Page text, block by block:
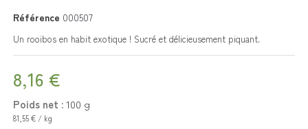
Référence 000507
Un rooibos en habit exotique ! Sucré et délicieusement piquant.
8,16 €
Poids net : 100 g
81,55 € / kg